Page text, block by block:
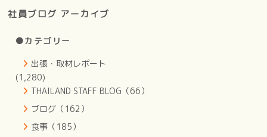
社員ブログ アーカイブ
●カテゴリー
出張・取材レポート
(1,280)
THAILAND STAFF BLOG（66）
ブログ（162）
食事（185）